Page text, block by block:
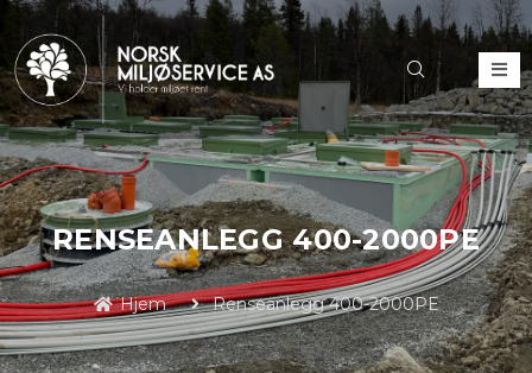
RENSEANLEGG 400-2000PE
Hjem Renseanlegg 400-2000PE